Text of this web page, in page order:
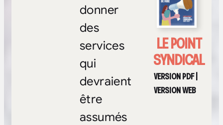
LE POINT
SYNDICAL
VERSION PDF|
VERSION WEB
donner
des
services
qui
devraient
être
assumés